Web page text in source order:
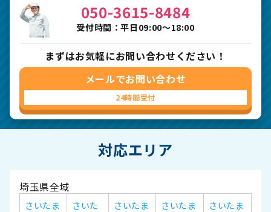
050-3615-8484
受付時間：平日09:00〜18:00
まずはお気軽にお問い合わせください！
メールでお問い合わせ
24時間受付
対応エリア
埼玉県全域
さいたま
さいた
さいたま
さいたま
さいたま